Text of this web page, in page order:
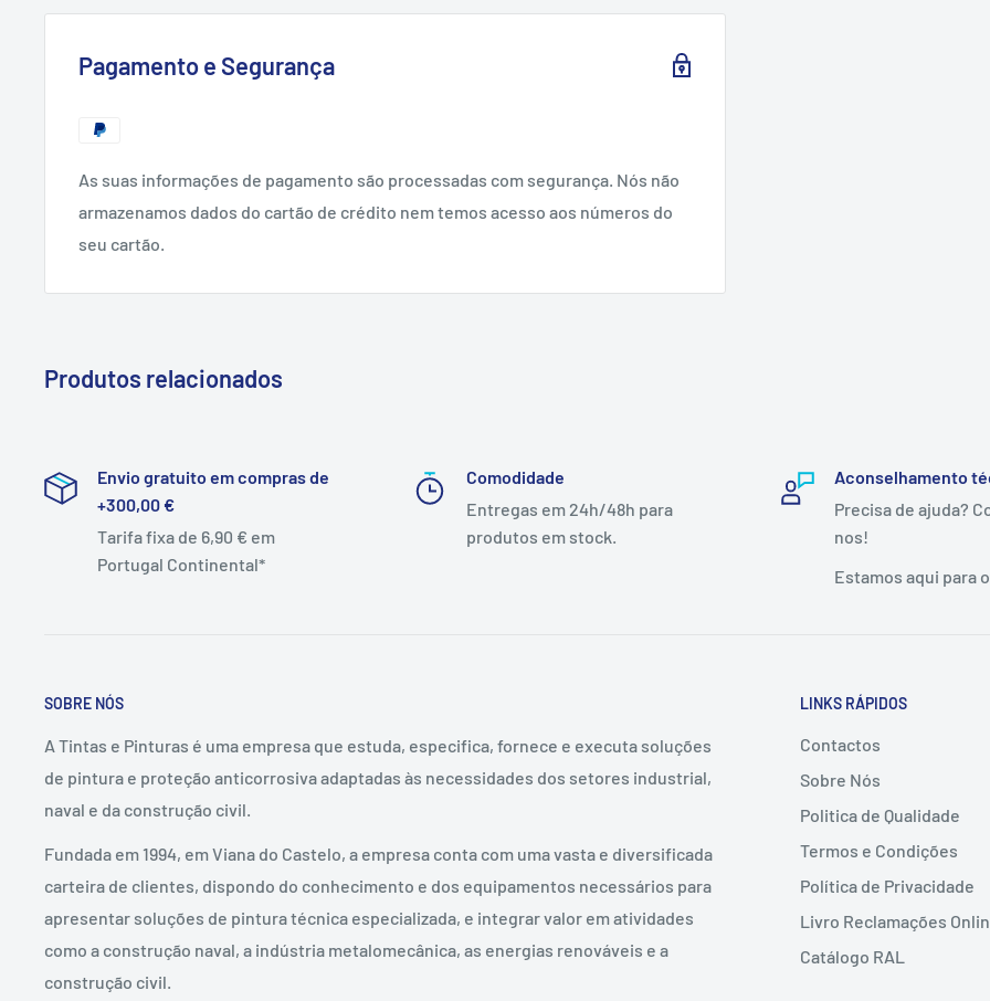
Pagamento e Segurança
As suas informações de pagamento são processadas com segurança. Nós não
armazenamos dados do cartão de crédito nem temos acesso aos números do
seu cartão.
Produtos relacionados
Envio gratuito em compras de
+300,00 €
Tarifa fixa de 6,90 € em
Portugal Continental*
Comodidade
Entregas em 24h/48h para
produtos em stock.
Aconselhamento
Precisa de ajuda?
nos!
Estamos aqui para
SOBRE NÓS
A Tintas e Pinturas é uma empresa que estuda, especifica, fornece e executa soluções
de pintura e proteção anticorrosiva adaptadas às necessidades dos setores industrial,
naval e da construção civil.
Fundada em 1994, em Viana do Castelo, a empresa conta com uma vasta e diversificada
carteira de clientes, dispondo do conhecimento e dos equipamentos necessários para
apresentar soluções de pintura técnica especializada, e integrar valor em atividades
como a construção naval, a indústria metalomecânica, as energias renováveis e a
construção civil.
LINKS RÁPIDOS
Contactos
Sobre Nós
Politica de Qualidade
Termos e Condições
Política de Privacidade
Livro Reclamações
Catálogo RAL